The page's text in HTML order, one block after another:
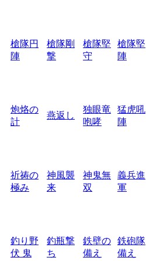
槍隊円
陣
槍隊剛
撃
槍隊堅
守
槍隊堅
陣
炮烙の
計
燕返し
独眼竜
咆哮
猛虎吼
陣
祈祷の
極み
神風襲
来
神鬼無
双
義兵進
軍
釣り野
伏 鬼
釣瓶撃
ち
鉄壁の
備え
鉄砲隊
備え